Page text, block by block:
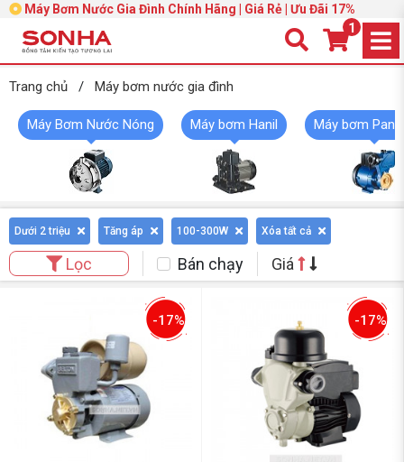
Máy Bơm Nước Gia Đình Chính Hãng | Giá Rẻ | Ưu Đãi 17%
1
Trang chủ / Máy bơm nước gia đình
Máy Bơm Nước Nóng Máy bơm Hanil Máy bơm
Dưới 2 triệu Tăng áp 100-300W Xóa tất cả
Lọc Bán chạy Giá
-17% -17%